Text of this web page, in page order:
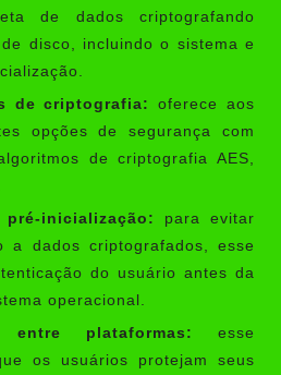
de dados criptografando
disco, incluindo o sistema e
de criptografia:
oferece aos
opções de segurança com
de criptografia AES,
inicialização: para evitar
a dados criptografados, esse
do usuário antes da
operacional.
entre plataformas:
esse
os usuários protejam seus